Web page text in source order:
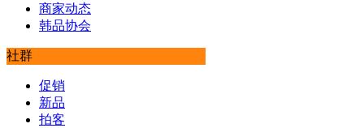
商家动态
韩品协会
社群
促销
新品
拍客